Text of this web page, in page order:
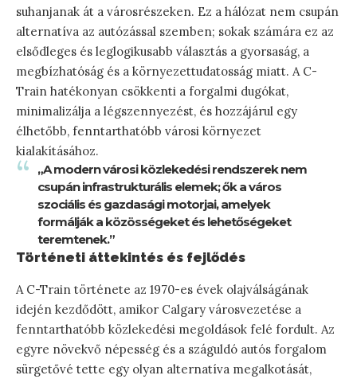
suhanjanak át a városrészeken. Ez a hálózat nem csupán
alternatíva az autózással szemben; sokak számára ez az
elsődleges és leglogikusabb választás a gyorsaság, a
megbízhatóság és a környezettudatosság miatt. A C-
Train hatékonyan csökkenti a forgalmi dugókat,
minimalizálja a légszennyezést, és hozzájárul egy
élhetőbb, fenntarthatóbb városi környezet
kialakításához.
„A modern városi közlekedési rendszerek nem
csupán infrastrukturális elemek; ők a város
szociális és gazdasági motorjai, amelyek
formálják a közösségeket és lehetőségeket
teremtenek.”
Történeti áttekintés és fejlődés
A C-Train története az 1970-es évek olajválságának
idején kezdődött, amikor Calgary városvezetése a
fenntarthatóbb közlekedési megoldások felé fordult. Az
egyre növekvő népesség és a száguldó autós forgalom
sürgetővé tette egy olyan alternatíva megalkotását,